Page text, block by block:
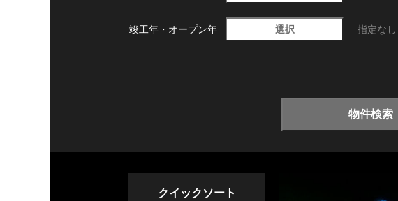
竣工年・ オープン年 選択 指定なし
物件検索
クイックソート